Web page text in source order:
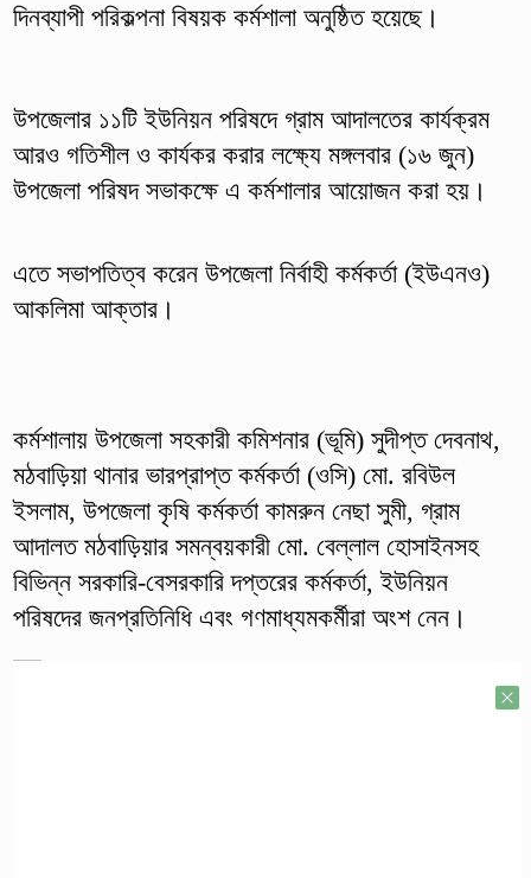
দিনব্যাপী পরিকল্পনা বিষয়ক কর্মশালা অনুষ্ঠিত হয়েছে।
উপজেলার ১১টি ইউনিয়ন পরিষদে গ্রাম আদালতের কার্যক্রম
আরও গতিশীল ও কার্যকর করার লক্ষ্যে মঙ্গলবার (১৬ জুন)
উপজেলা পরিষদ সভাকক্ষে এ কর্মশালার আয়োজন করা হয়।
এতে সভাপতিত্ব করেন উপজেলা নির্বাহী কর্মকর্তা (ইউএনও)
আকলিমা আক্তার।
কর্মশালায় উপজেলা সহকারী কমিশনার (ভূমি) সুদীপ্ত দেবনাথ,
মঠবাড়িয়া থানার ভারপ্রাপ্ত কর্মকর্তা (ওসি) মো. রবিউল
ইসলাম, উপজেলা কৃষি কর্মকর্তা কামরুন নেছা সুমী, গ্রাম
আদালত মঠবাড়িয়ার সমন্বয়কারী মো. বেল্লাল হোসাইনসহ
বিভিন্ন সরকারি-বেসরকারি দপ্তরের কর্মকর্তা, ইউনিয়ন
পরিষদের জনপ্রতিনিধি এবং গণমাধ্যমকর্মীরা অংশ নেন।